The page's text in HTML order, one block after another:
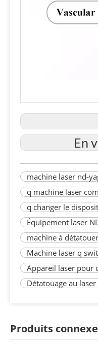
En
machine laser nd-
q machine laser
q changer le
Équipement laser
machine à détatouer
Machine laser q
Appareil laser pour
Détatouage au laser
Produits